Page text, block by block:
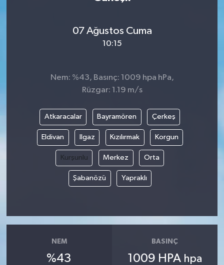
07 Ağustos Cuma
10:15
Nem: %43, Basınç: 1009 hpa hPa,
Rüzgar: 1.19 m/s
Atkaracalar Bayramören Çerkeş
Eldivan Ilgaz Kızılırmak Korgun
Kurşunlu Merkez Orta
Şabanözü Yapraklı
NEM
%43
BASINÇ
1009 HPA hpa